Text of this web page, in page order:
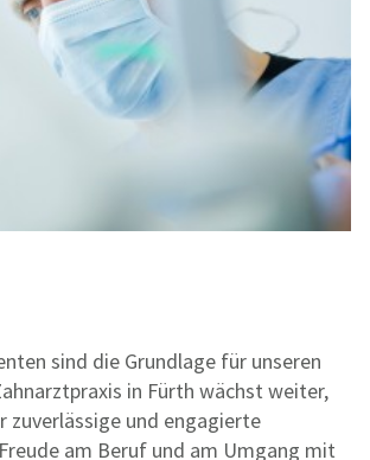
sind die Grundlage für unseren
in Fürth wächst weiter,
zuverlässige und engagierte
am Beruf und am Umgang mit